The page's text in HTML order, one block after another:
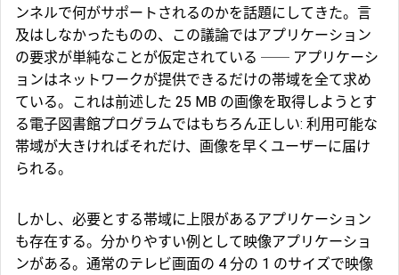
ンネルで何がサポートされるのかを話題にしてきた。言
及はしなかったものの、この議論ではアプリケーション
の要求が単純なことが仮定されている ── アプリケーシ
ョンはネットワークが提供できるだけの帯域を全て求め
ている。これは前述した 25 MB の画像を取得しようとす
る電子図書館プログラムではもちろん正しい: 利用可能な
帯域が大きければそれだけ、画像を早くユーザーに届け
られる。
しかし、必要とする帯域に上限があるアプリケーション
も存在する。分かりやすい例として映像アプリケーショ
ンがある。通常のテレビ画面の 4 分の 1 のサイズで映像